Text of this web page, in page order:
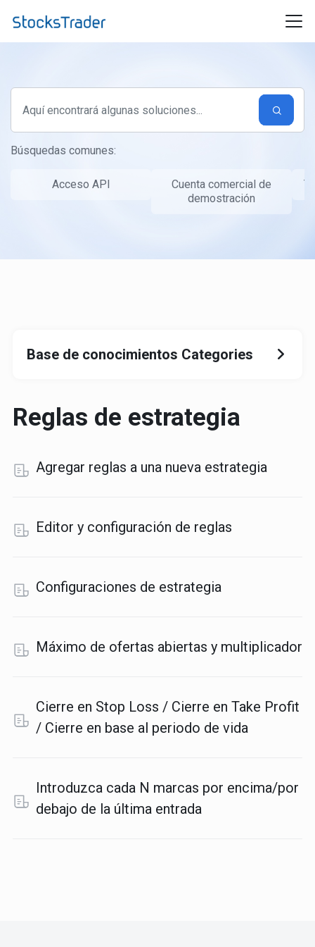
Búsquedas comunes:
Acceso API
Cuenta comercial de
demostración
Base de conocimientos Categories
Reglas de estrategia
Agregar reglas a una nueva estrategia
Editor y configuración de reglas
Configuraciones de estrategia
Máximo de ofertas abiertas y multiplicador
Cierre en Stop Loss / Cierre en Take Profit
/ Cierre en base al periodo de vida
Introduzca cada N marcas por encima/por
debajo de la última entrada